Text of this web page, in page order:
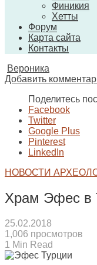
Финикия
Хетты
Форум
Карта сайта
Контакты
Вероника
Добавить
Поделитесь
Facebook
Twitter
Google Plus
Pinterest
LinkedIn
НОВОСТИ
Храм Эфес в
25.02.2018
1,006 просмотров
1 Min Read